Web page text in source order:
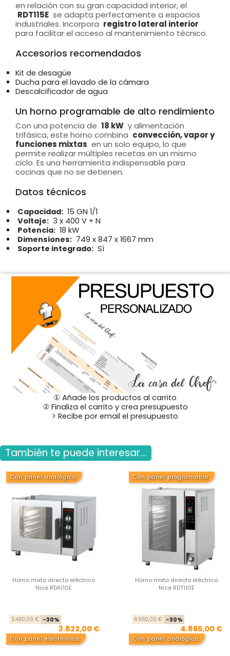
en relación con su gran capacidad interior, el
RDT115E se adapta perfectamente a espacios
industriales. Incorpora registro lateral interior
para facilitar el acceso al mantenimiento técnico.
Accesorios recomendados
Kit de desagüe
Ducha para el lavado de la cámara
Descalcificador de agua
Un horno programable de alto rendimiento
Con una potencia de 18 kW y alimentación
trifásica, este horno combina convección, vapor y
funciones mixtas en un solo equipo, lo que
permite realizar múltiples recetas en un mismo
ciclo. Es una herramienta indispensable para
cocinas que no se detienen.
Datos técnicos
Capacidad: 15 GN 1/1
Voltaje: 3 x 400 V + N
Potencia: 18 kW
Dimensiones: 749 x 847 x 1667 mm
Soporte integrado: Sí
① Añade los productos al carrito
② Finaliza el carrito y crea presupuesto
> Recibe por email el presupuesto
También te puede interesar...
Con panel analógico
Horno mixto directo eléctrico
Nice RDA110E
Precio base
5.460,00 € -30%
3.822,00 €
Con panel programable
Horno mixto directo eléctrico
Nice RDT110E
6.950,00 € -30%
4.865,00 €
Con panel electrónico Con panel analógico